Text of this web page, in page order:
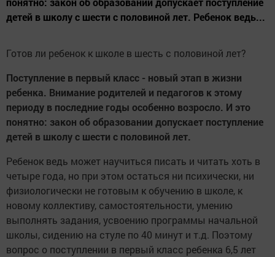
детей в школу с шести с половиной лет. Ребенок ведь...
Готов ли ребенок к школе в шесть с половиной лет?
Поступление в первый класс - новый этап в жизни
ребенка. Внимание родителей и педагогов к этому
периоду в последние годы особенно возросло. И это
понятно: закон об образовании допускает поступление
детей в школу с шести с половиной лет.
Ребенок ведь может научиться писать и читать хоть в
четыре года, но при этом остаться ни психически, ни
физиологически не готовым к обучению в школе, к
новому коллективу, самостоятельности, умению
выполнять задания, усвоению программы начальной
школы, сидению на стуле по 40 минут и т.д. Поэтому
вопрос о поступлении в первый класс ребенка 6,5 лет